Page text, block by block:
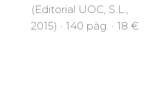
(Editorial UOC, S.L.,
2015) · 140 pàg. · 18 €